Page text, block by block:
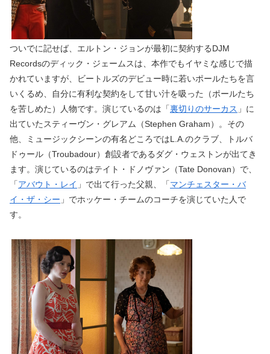
ついでに記せば、エルトン・ジョンが最初に契約するDJM
Recordsのディック・ジェームスは、本作でもイヤミな感じで描
かれていますが、ビートルズのデビュー時に若いポールたちを言
いくるめ、自分に有利な契約をして甘い汁を吸った（ポールたち
を苦しめた）人物です。演じているのは「裏切りのサーカス 」に
出ていたスティーヴン・グレアム（Stephen Graham）。その
他、ミュージックシーンの有名どころではL.A.のクラブ、トルバ
ドゥール（Troubadour）創設者であるダグ・ウェストンが出てき
ます。演じているのはテイト・ドノヴァン（Tate Donovan）で、
「アバウト・レイ 」で出て行った父親、「マンチェスター・バ
イ・ザ・シー 」でホッケー・チームのコーチを演じていた人で
す。